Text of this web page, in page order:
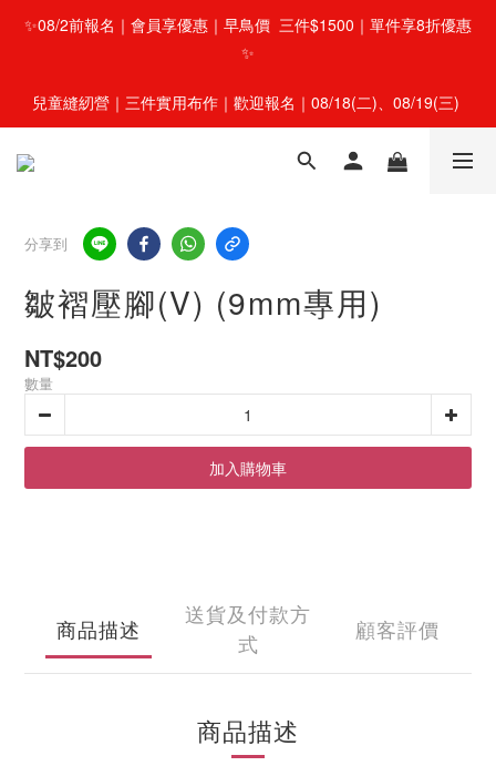
✨08/2前報名｜會員享優惠｜早鳥價  三件$1500｜單件享8折優惠
✨
兒童縫紉營｜三件實用布作｜歡迎報名｜08/18(二)、08/19(三)
分享到
皺褶壓腳(V) (9mm專用)
NT$200
數量
加入購物車
商品描述
送貨及付款方
式
顧客評價
商品描述